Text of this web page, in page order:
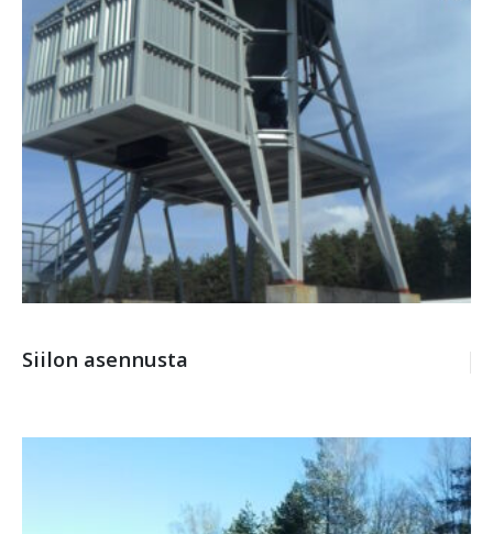
Siilon asennusta